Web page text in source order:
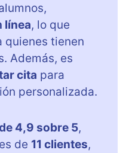
línea, lo que
tienen
Además, es
cita para
personalizada.
4,9 sobre 5,
de 11 clientes,